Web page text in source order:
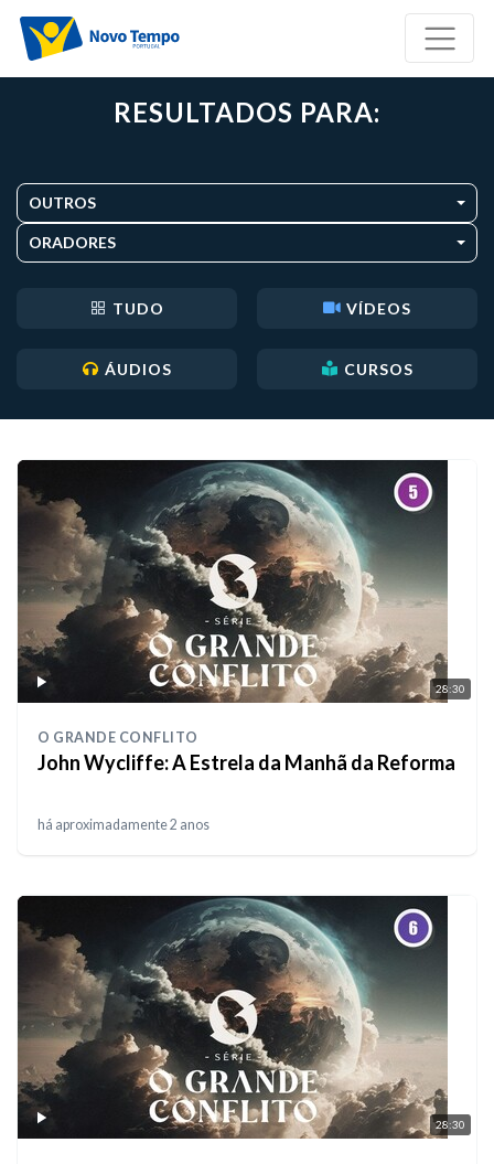
RESULTADOS PARA:
OUTROS
ORADORES
TUDO VÍDEOS
ÁUDIOS CURSOS
28:30
O GRANDE CONFLITO
John Wycliffe: A Estrela da Manhã da Reforma
há aproximadamente 2 anos
28:30